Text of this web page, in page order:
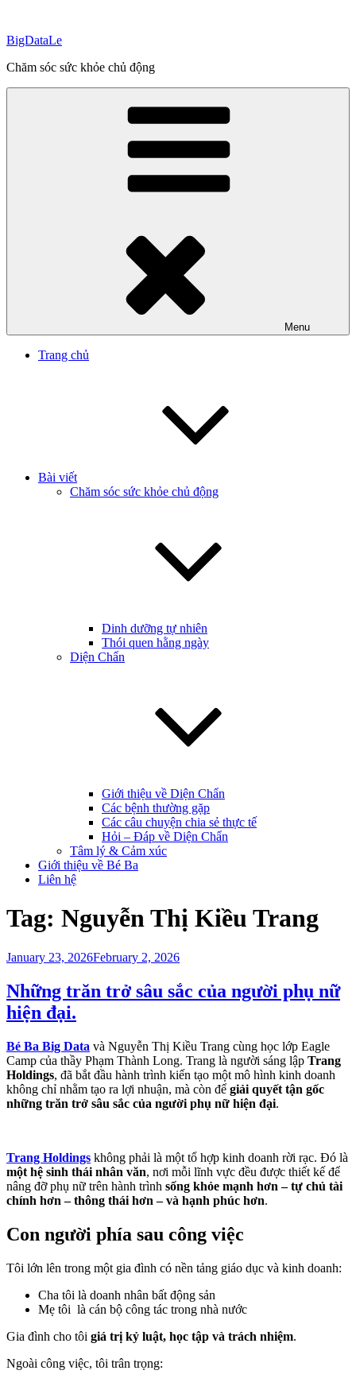
content
BigDataLe
Chăm sóc sức khỏe chủ động
Menu
Trang chủ
Bài viết
Chăm sóc sức khỏe chủ động
Dinh dưỡng tự nhiên
Thói quen hằng ngày
Diện Chẩn
Giới thiệu về Diện Chẩn
Các bệnh thường gặp
Các câu chuyện chia sẻ thực tế
Hỏi – Đáp về Diện Chẩn
Tâm lý & Cảm xúc
Giới thiệu về Bé Ba
Liên hệ
Tag: Nguyễn Thị Kiều Trang
Posted
January 23, 2026February 2, 2026
Những trăn trở sâu sắc của người phụ nữ
hiện đại.
Bé Ba Big Data và Nguyễn Thị Kiều Trang cùng học lớp Eagle
Camp của thầy Phạm Thành Long. Trang là người sáng lập Trang
Holdings, đã bắt đầu hành trình kiến tạo một mô hình kinh doanh
không chỉ nhằm tạo ra lợi nhuận, mà còn để giải quyết tận gốc
những trăn trở sâu sắc của người phụ nữ hiện đại.
Trang Holdings không phải là một tổ hợp kinh doanh rời rạc. Đó là
một hệ sinh thái nhân văn, nơi mỗi lĩnh vực đều được thiết kế để
nâng đỡ phụ nữ trên hành trình sống khỏe mạnh hơn – tự chủ tài
chính hơn – thông thái hơn – và hạnh phúc hơn.
Con người phía sau công việc
Tôi lớn lên trong một gia đình có nền tảng giáo dục và kinh doanh:
Cha tôi là doanh nhân bất động sản
Mẹ tôi là cán bộ công tác trong nhà nước
Gia đình cho tôi giá trị kỷ luật, học tập và trách nhiệm.
Ngoài công việc, tôi trân trọng: